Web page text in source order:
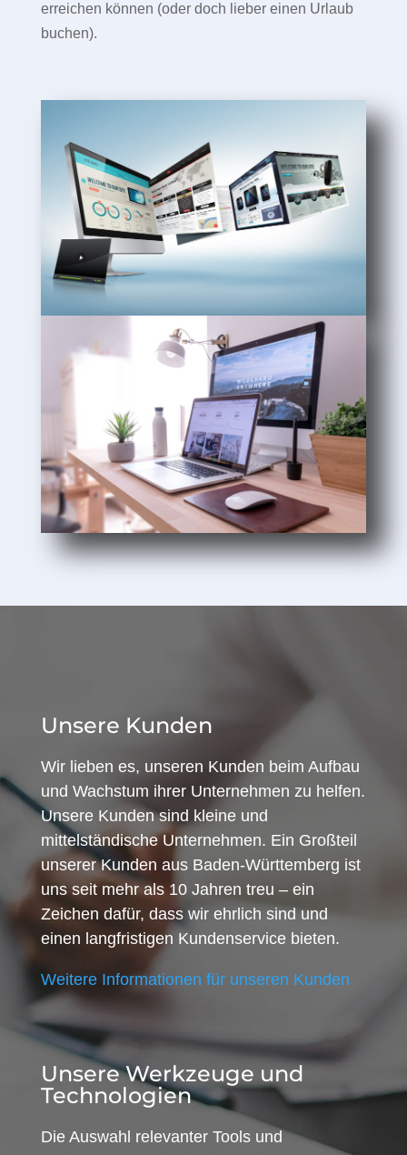
erreichen können (oder doch lieber einen Urlaub
buchen).
Unsere Kunden
Wir lieben es, unseren Kunden beim Aufbau
und Wachstum ihrer Unternehmen zu helfen.
Unsere Kunden sind kleine und
mittelständische Unternehmen. Ein Großteil
unserer Kunden aus Baden-Württemberg ist
uns seit mehr als 10 Jahren treu – ein
Zeichen dafür, dass wir ehrlich sind und
einen langfristigen Kundenservice bieten.
Weitere Informationen für unseren Kunden
Unsere Werkzeuge und
Technologien
Die Auswahl relevanter Tools und